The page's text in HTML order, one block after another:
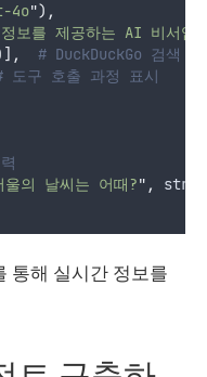
4o"),
보를 제공하는 AI 비서입
# DuckDuckGo 검색
도구 호출 과정 표시
울의 날씨는 어때?" ,
통해 실시간 정보를